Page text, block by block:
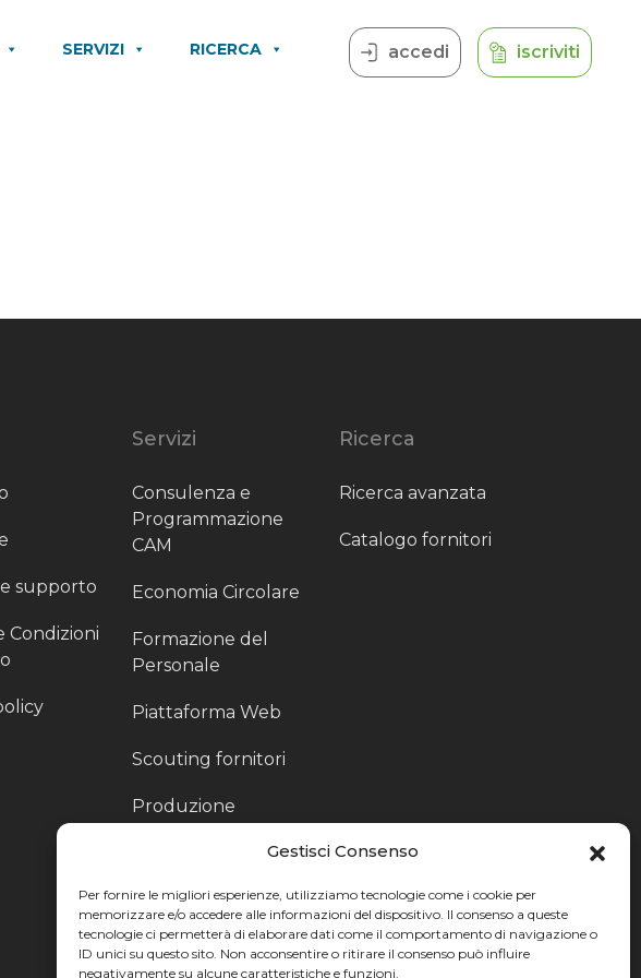
Gestisci Consenso
Per fornire le migliori esperienze, utilizziamo tecnologie come i cookie per
memorizzare e/o accedere alle informazioni del dispositivo. Il consenso a queste
tecnologie ci permetterà di elaborare dati come il comportamento di navigazione o
ID unici su questo sito. Non acconsentire o ritirare il consenso può influire
negativamente su alcune caratteristiche e funzioni.
SERVIZI RICERCA accedi iscriviti
supporto
Condizioni
Servizi
Consulenza e
Programmazione
CAM
Economia Circolare
Formazione del
Personale
Piattaforma Web
Scouting fornitori
Produzione
Linea
Ricerca
Ricerca avanzata
Catalogo fornitori